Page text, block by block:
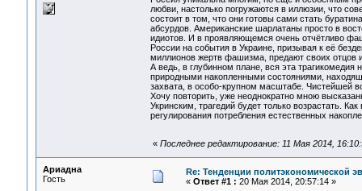
любви, настолько погружаются в иллюзии, что
состоит в том, что они готовы сами стать
абсурдов. Американские шарлатаны просто в
идиотов. И в проявляющемся очень отчётливо
России на события в Украине, призывая к её
миллионов жертв фашизма, предают своих
А ведь, в глубинном плане, вся эта
природными накопленными состояниями,
захвата, в особо-крупном масштабе. Чистейшей
Хочу повторить, уже неоднократно мною
Укринским, трагедий будет только возрастать.
регулирования потребления естественных
« Последнее редактирование: 11 Мая 2014,
Ариадна
Гость
Re: Тенденции политэкономической
« Ответ #1 : 20 Мая 2014, 20:57:14 »